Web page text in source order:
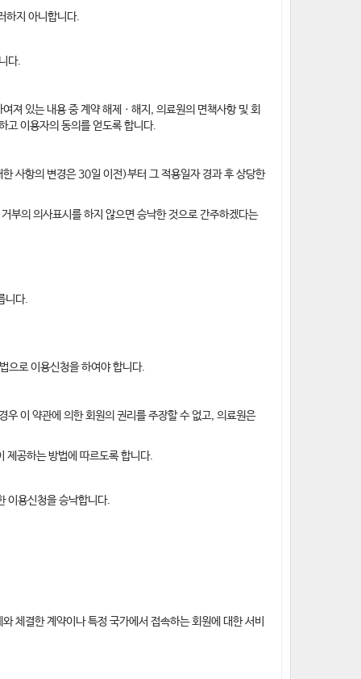
하지 아니합니다.
다.
져 있는 내용 중 계약 해제ㆍ해지, 의료원의 면책사항 및 회
고 이용자의 동의를 얻도록 합니다.
사항의 변경은 30일 이전)부터 그 적용일자 경과 후 상당한
부의 의사표시를 하지 않으면 승낙한 것으로 간주하겠다는
니다.
으로 이용신청을 하여야 합니다.
이 약관에 의한 회원의 권리를 주장할 수 없고, 의료원은
공하는 방법에 따르도록 합니다.
이용신청을 승낙합니다.
체결한 계약이나 특정 국가에서 접속하는 회원에 대한 서비